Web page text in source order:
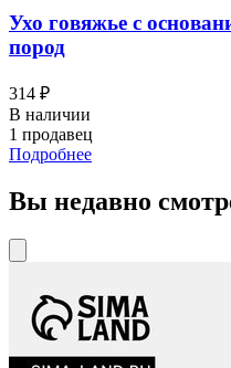
Ухо говяжье с
пород
314 ₽
В наличии
1 продавец
Подробнее
Вы недавно